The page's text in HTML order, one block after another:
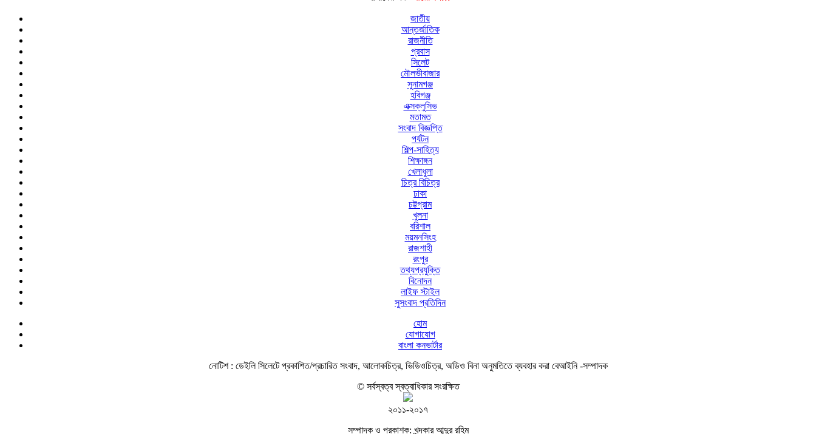
জাতীয়
আন্তর্জাতিক
রাজনীতি
প্রবাস
সিলেট
মৌলভীবাজার
সুনামগঞ্জ
হবিগঞ্জ
এক্সক্লুসিভ
মতামত
সংবাদ বিজ্ঞপ্তি
পর্যটন
শিল্প-সাহিত্য
শিক্ষাঙ্গন
খেলাধুলা
চিত্র বিচিত্র
ঢাকা
চট্টগ্রাম
খুলনা
বরিশাল
ময়মনসিংহ
রাজশাহী
রংপুর
তথ্যপ্রযুক্তি
বিনোদন
লাইফ স্টাইল
সুসংবাদ প্রতিদিন
হোম
যোগাযোগ
বাংলা কনভার্টার
নোটিশ : ডেইলি সিলেটে প্রকাশিত/প্রচারিত সংবাদ, আলোকচিত্র, ভিডিওচিত্র, অডিও বিনা অনুমতিতে ব্যবহার করা বেআইনি -সম্পাদক
© সর্বস্বত্ব স্বত্বাধিকার সংরক্ষিত
২০১১-২০১৭
সম্পাদক ও প্রকাশক: খন্দকার আব্দুর রহিম